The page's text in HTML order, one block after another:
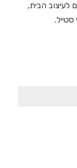
לעיצוב הבית,